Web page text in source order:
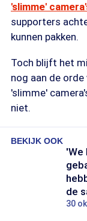
'slimme'
supporters
kunnen pakken.
Toch blijft het
nog aan de
'slimme'
niet.
BEKIJK OOK
'We
de
30